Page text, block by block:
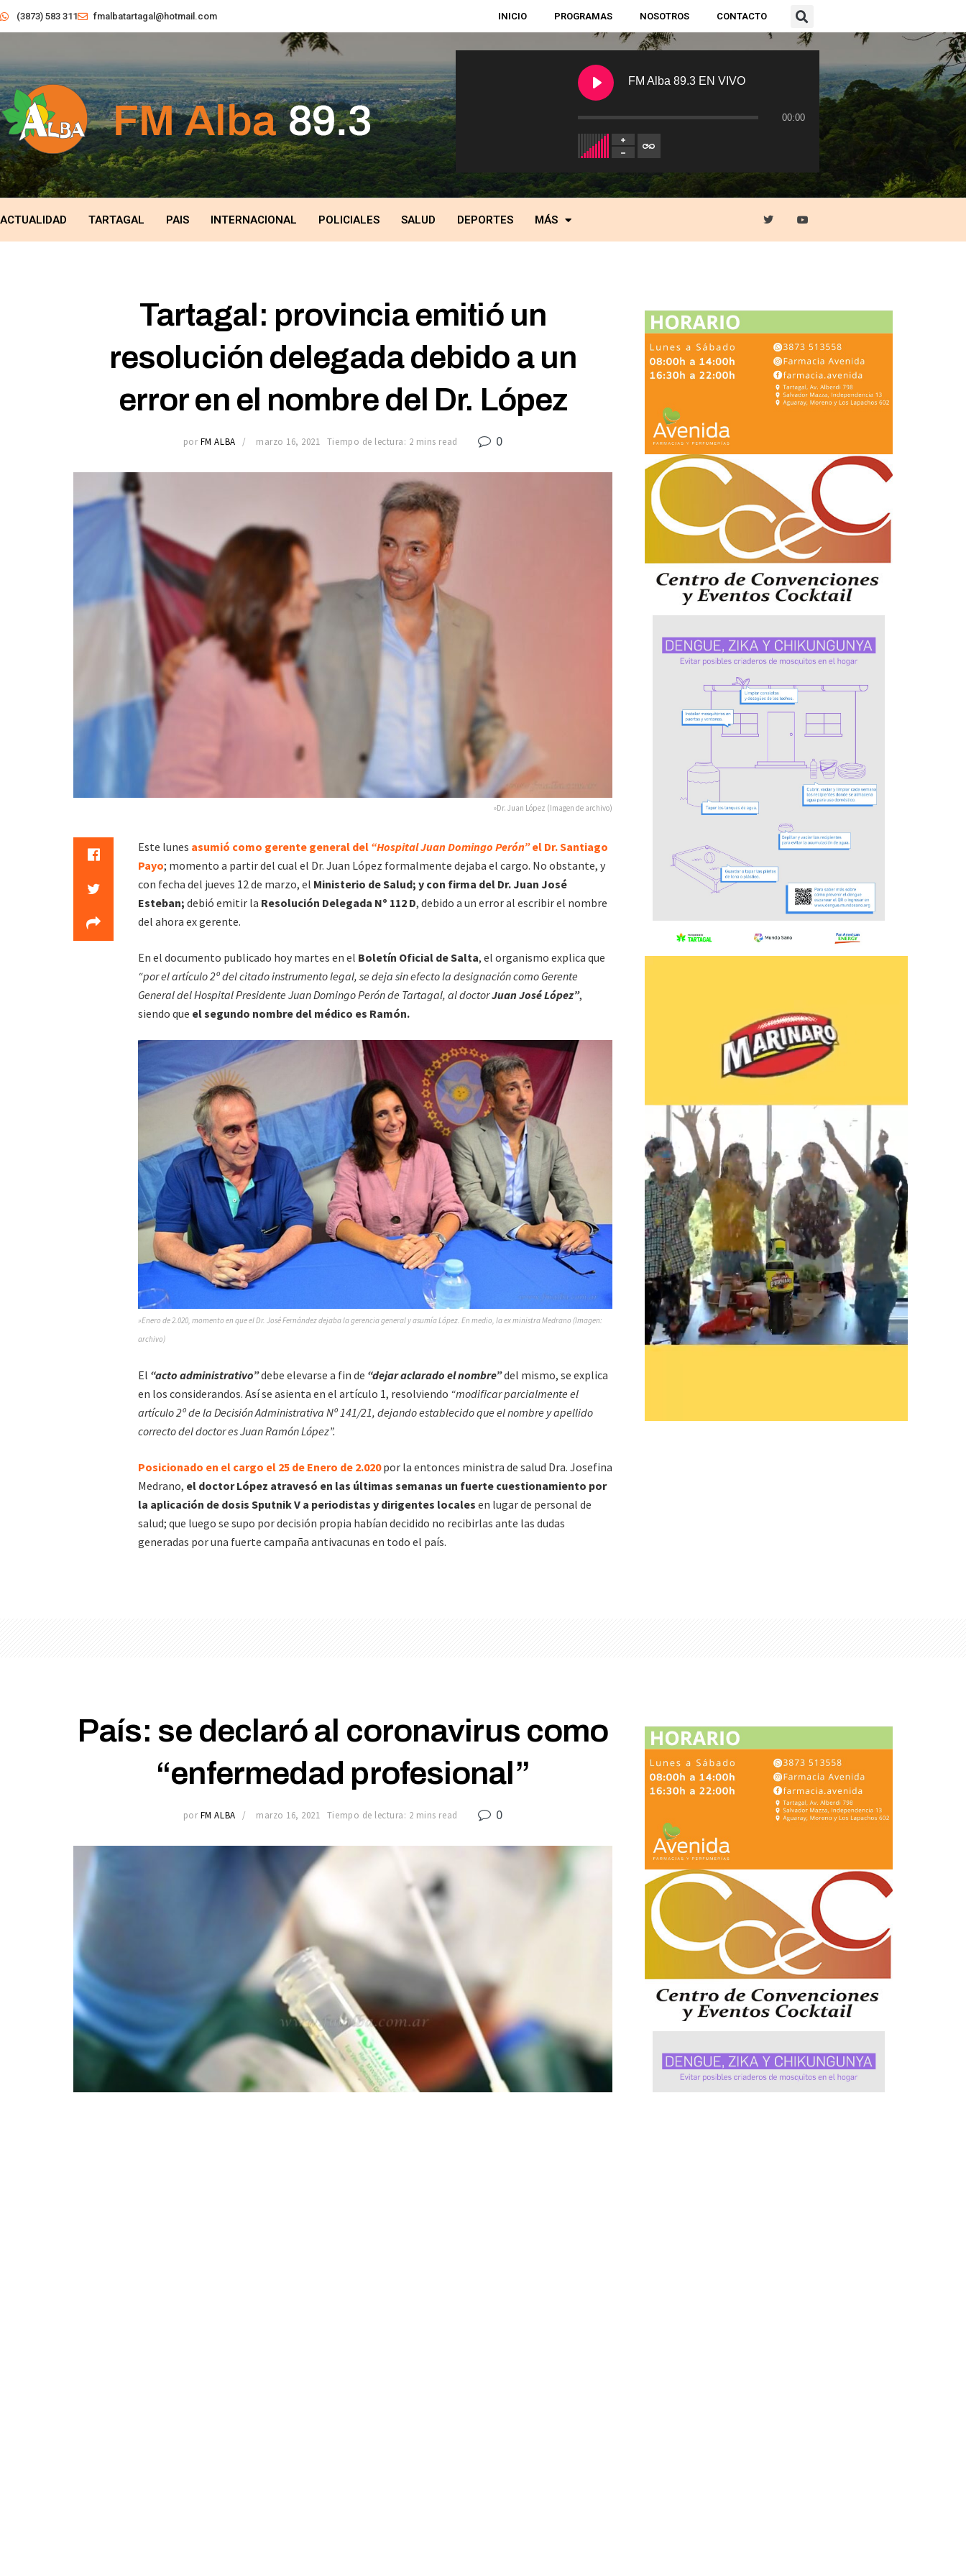
(3873) 583 311 fmalbatartagal@hotmail.com INICIO PROGRAMAS NOSOTROS CONTACTO
FM Alba 89.3 EN VIVO
00:00
ACTUALIDAD TARTAGAL PAIS INTERNACIONAL POLICIALES SALUD DEPORTES MÁS
Tartagal: provincia emitió un
resolución delegada debido a un
error en el nombre del Dr. López
por FM ALBA marzo 16, 2021 Tiempo de lectura: 2 mins read 0
»Dr. Juan López (Imagen de archivo)
Este lunes asumió como gerente general del “Hospital Juan Domingo Perón”el Dr. Santiago
Payo; momento a partir del cual el Dr. Juan López formalmente dejaba el cargo. No obstante, y
con fecha del jueves 12 de marzo, el Ministerio de Salud; y con firma del Dr. Juan José
Esteban; debió emitir la Resolución Delegada Nº 112 D, debido a un error al escribir el nombre
del ahora ex gerente.
En el documento publicado hoy martes en el Boletín Oficial de Salta, el organismo explica que
“por el artículo 2º del citado instrumento legal, se deja sin efecto la designación como Gerente
General del Hospital Presidente Juan Domingo Perón de Tartagal, al doctorJuan JoséLópez”,
siendo que el segundo nombre del médico es Ramón.
»Enero de 2.020, momento en que el Dr. José Fernández dejaba la gerencia general y asumía López. En medio, la ex ministra Medrano (Imagen:
archivo)
El “acto administrativo”debe elevarse a fin de “dejar aclarado el nombre”del mismo, se explica
en los considerandos. Así se asienta en el artículo 1, resolviendo “modificar parcialmente el
artículo 2º de la Decisión Administrativa Nº 141/21, dejando establecido que el nombre y apellido
correcto del doctor es Juan Ramón López”.
Posicionado en el cargo el 25 de Enero de 2.020por la entonces ministra de salud Dra. Josefina
Medrano, el doctor López atravesó en las últimas semanas un fuerte cuestionamiento por
la aplicación de dosis Sputnik V a periodistas y dirigentes locales en lugar de personal de
salud; que luego se supo por decisión propia habían decidido no recibirlas ante las dudas
generadas por una fuerte campaña antivacunas en todo el país.
País: se declaró al coronavirus como
“enfermedad profesional”
por FM ALBA marzo 16, 2021 Tiempo de lectura: 2 mins read 0